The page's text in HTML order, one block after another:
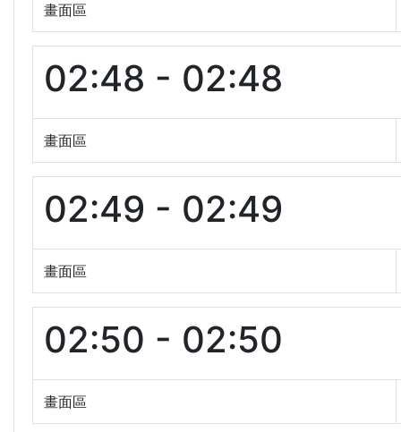
畫面區
02:48 - 02:48
畫面區
02:49 - 02:49
畫面區
02:50 - 02:50
畫面區